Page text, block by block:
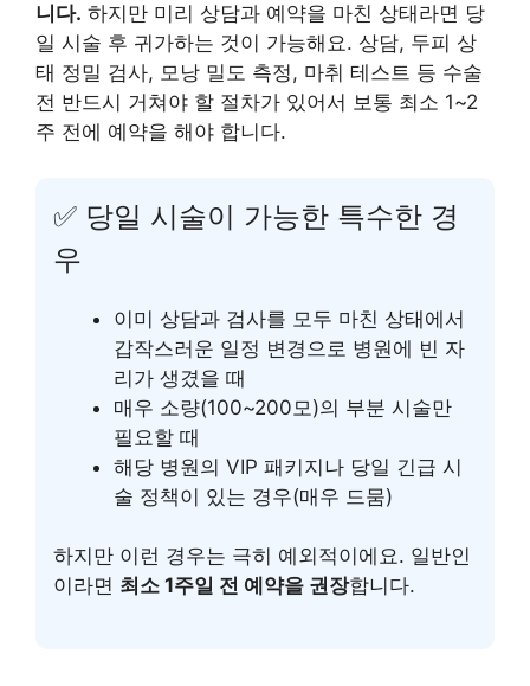
니다. 하지만 미리 상담과 예약을 마친 상태라면 당
일 시술 후 귀가하는 것이 가능해요. 상담, 두피 상
태 정밀 검사, 모낭 밀도 측정, 마취 테스트 등 수술
전 반드시 거쳐야 할 절차가 있어서 보통 최소 1~2
주 전에 예약을 해야 합니다.
✅ 당일 시술이 가능한 특수한 경
우
이미 상담과 검사를 모두 마친 상태에서
갑작스러운 일정 변경으로 병원에 빈 자
리가 생겼을 때
매우 소량(100~200모)의 부분 시술만
필요할 때
해당 병원의 VIP 패키지나 당일 긴급 시
술 정책이 있는 경우(매우 드뭄)
하지만 이런 경우는 극히 예외적이에요. 일반인
이라면 최소 1주일 전 예약을 권장합니다.